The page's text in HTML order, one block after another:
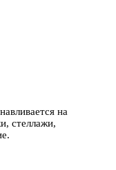
на
стеллажи,